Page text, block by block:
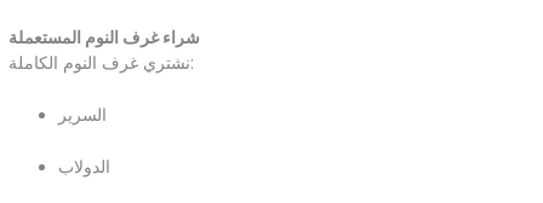
شراء غرف النوم المستعملة
نشتري غرف النوم الكاملة:
السرير
الدولاب